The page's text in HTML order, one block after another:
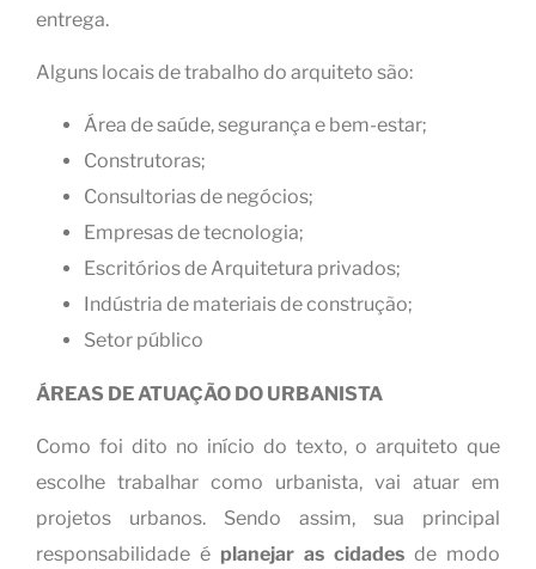
entrega.
Alguns locais de trabalho do arquiteto são:
Área de saúde, segurança e bem-estar;
Construtoras;
Consultorias de negócios;
Empresas de tecnologia;
Escritórios de Arquitetura privados;
Indústria de materiais de construção;
Setor público
ÁREAS DE ATUAÇÃO DO URBANISTA
Como foi dito no início do texto, o arquiteto que
escolhe trabalhar como urbanista, vai atuar em
projetos urbanos. Sendo assim, sua principal
responsabilidade é planejar as cidades de modo